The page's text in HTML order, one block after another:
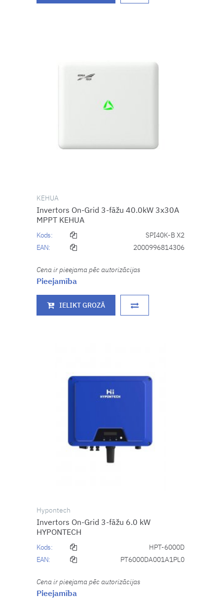
KEHUA
Invertors On-Grid 3-fāžu 40.0kW 3x30A
MPPT KEHUA
Kods:
SPI40K-B X2
EAN:
2000996814306
Cena ir pieejama pēc autorizācijas
Pieejamība
IELIKT GROZĀ
Hypontech
Invertors On-Grid 3-fāžu 6.0 kW
HYPONTECH
Kods:
HPT-6000D
EAN:
PT6000DA001A1PL0
Cena ir pieejama pēc autorizācijas
Pieejamība